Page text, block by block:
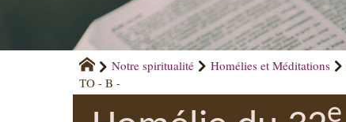
Notre spiritualité Homélies et Méditations
TO - B -
e